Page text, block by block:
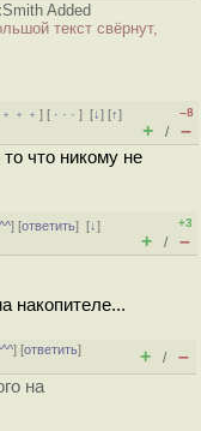
Added
текст свёрнут,
﹢﹢﹢] [ · · ·][↓] [↑]
–8
+ / –
что никому не
] [ответить][↓]
+3
+ / –
накопителе...
] [ответить]
+ / –
на